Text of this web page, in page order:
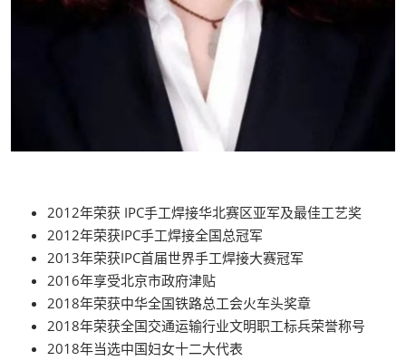
2012年荣获 IPC手工焊接华北赛区亚军及最佳工艺奖
2012年荣获IPC手工焊接全国总冠军
2013年荣获IPC首届世界手工焊接大赛冠军
2016年享受北京市政府津贴
2018年荣获中华全国铁路总工会火车头奖章
2018年荣获全国交通运输行业文明职工标兵荣誉称号
2018年当选中国妇女十二大代表